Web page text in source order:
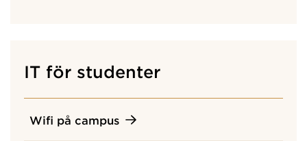
IT för studenter
Wifi på campus